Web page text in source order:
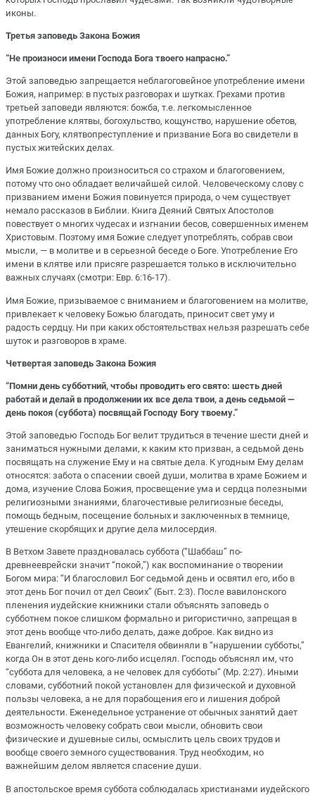
иконы.
Третья заповедь Закона Божия
“Не произноси имени Господа Бога твоего напрасно.”
Этой заповедью запрещается неблагоговейное употребление имени
Божия, например: в пустых разговорах и шутках. Грехами против
третьей заповеди являются: божба, т.е. легкомысленное
употребление клятвы, богохульство, кощунство, нарушение обетов,
данных Богу, клятвопреступление и призвание Бога во свидетели в
пустых житейских делах.
Имя Божие должно произноситься со страхом и благоговением,
потому что оно обладает величайшей силой. Человеческому слову с
призванием имени Божия повинуется природа, о чем существует
немало рассказов в Библии. Книга Деяний Святых Апостолов
повествует о многих чудесах и изгнании бесов, совершенных именем
Христовым. Поэтому имя Божие следует употреблять, собрав свои
мысли, — в молитве и в серьезной беседе о Боге. Употребление Его
имени в клятве или присяге разрешается только в исключительно
важных случаях (смотри: Евр. 6:16-17).
Имя Божие, призываемое с вниманием и благоговением на молитве,
привлекает к человеку Божью благодать, приносит свет уму и
радость сердцу. Ни при каких обстоятельствах нельзя разрешать себе
шуток и разговоров в храме.
Четвертая заповедь Закона Божия
“Помни день субботний, чтобы проводить его свято: шесть дней
работай и делай в продолжении их все дела твои, а день седьмой —
день покоя (суббота) посвящай Господу Богу твоему.”
Этой заповедью Господь Бог велит трудиться в течение шести дней и
заниматься нужными делами, к каким кто призван, а седьмой день
посвящать на служение Ему и на святые дела. К угодным Ему делам
относятся: забота о спасении своей души, молитва в храме Божием и
дома, изучение Слова Божия, просвещение ума и сердца полезными
религиозными знаниями, благочестивые религиозные беседы,
помощь бедным, посещение больных и заключенных в темнице,
утешение скорбящих и другие дела милосердия.
В Ветхом Завете праздновалась суббота (“Шаббаш” по-
древнееврейски значит “покой,”) как воспоминание о творении
Богом мира: “И благословил Бог седьмой день и освятил его, ибо в
этот день Бог почил от дел Своих” (Быт. 2:3). После вавилонского
пленения иудейские книжники стали объяснять заповедь о
субботнем покое слишком формально и ригористично, запрещая в
этот день вообще что-либо делать, даже доброе. Как видно из
Евангелий, книжники и Спасителя обвиняли в “нарушении субботы,”
когда Он в этот день кого-либо исцелял. Господь объяснял им, что
“суббота для человека, а не человек для субботы” (Мр. 2:27). Иными
словами, субботний покой установлен для физической и духовной
пользы человека, а не для порабощения его и лишения доброй
деятельности. Еженедельное устранение от обычных занятий дает
возможность человеку собрать свои мысли, обновить свои
физические и душевные силы, осмыслить цель своих трудов и
вообще своего земного существования. Труд необходим, но
важнейшим делом является спасение души.
В апостольское время суббота соблюдалась христианами иудейского